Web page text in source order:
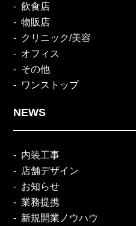
飲食店
物販店
クリニック/美容
オフィス
その他
ワンストップ
NEWS
内装工事
店舗デザイン
お知らせ
業務提携
新規開業ノウハウ